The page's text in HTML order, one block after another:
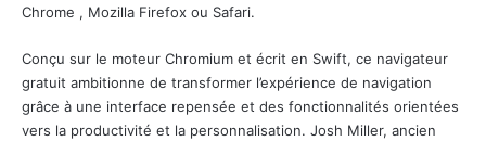
Chrome , Mozilla Firefox ou Safari.
Conçu sur le moteur Chromium et écrit en Swift, ce navigateur
gratuit ambitionne de transformer l’expérience de navigation
grâce à une interface repensée et des fonctionnalités orientées
vers la productivité et la personnalisation. Josh Miller, ancien